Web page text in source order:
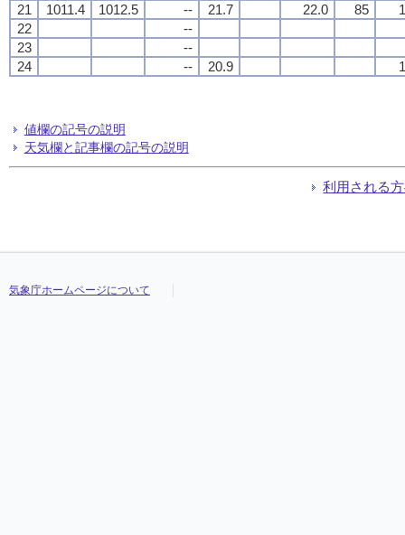
21
1011.4 1012.5 -- 21.7 22.0 85
22
--
23
--
24
-- 20.9
値欄の記号の説明
天気欄と記事欄の記号の説明
利用される
気象庁ホームページについて